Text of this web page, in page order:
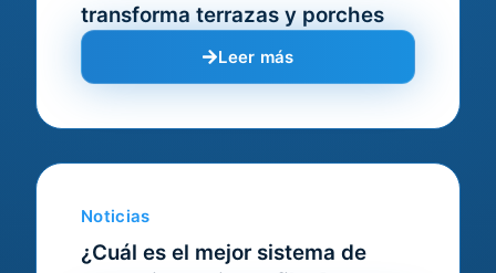
transforma terrazas y porches
Leer más
Noticias
¿Cuál es el mejor sistema de